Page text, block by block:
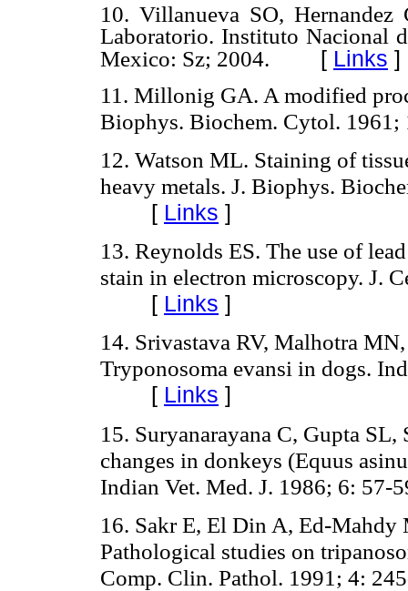
10. Villanueva SO,
Laboratorio. Instituto Nacional
Mexico: Sz; 2004. [ Links ]
11. Millonig GA. A modified
Biophys. Biochem. Cytol. 1961;
12. Watson ML. Staining of
heavy metals. J. Biophys.
[ Links ]
13. Reynolds ES. The use of
stain in electron microscopy. J.
[ Links ]
14. Srivastava RV, Malhotra
Tryponosoma evansi in dogs.
[ Links ]
15. Suryanarayana C, Gupta SL,
changes in donkeys (Equus
Indian Vet. Med. J. 1986; 6: 57-
16. Sakr E, El Din A, Ed-
Pathological studies on
Comp. Clin. Pathol. 1991; 4: